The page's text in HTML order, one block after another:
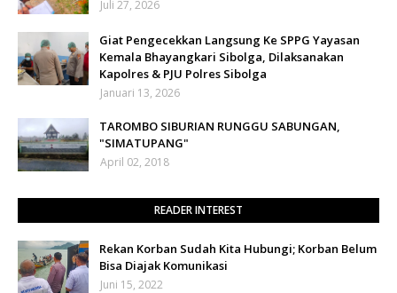
Juli 27, 2026
Giat Pengecekkan Langsung Ke SPPG Yayasan
Kemala Bhayangkari Sibolga, Dilaksanakan
Kapolres & PJU Polres Sibolga
Januari 13, 2026
TAROMBO SIBURIAN RUNGGU SABUNGAN,
"SIMATUPANG"
April 02, 2018
READER INTEREST
Rekan Korban Sudah Kita Hubungi; Korban Belum
Bisa Diajak Komunikasi
Juni 15, 2022